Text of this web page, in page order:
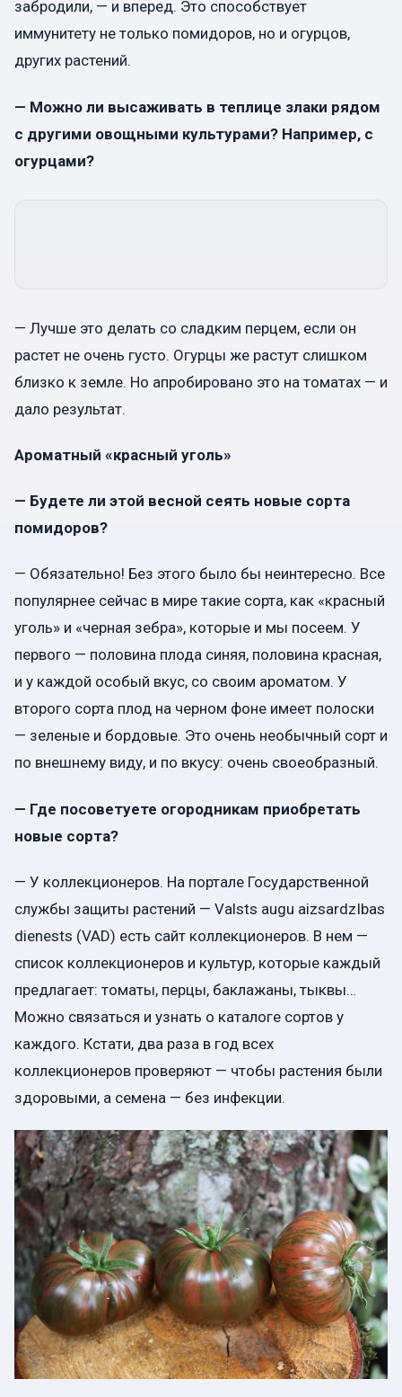
забродили, — и вперед. Это способствует
иммунитету не только помидоров, но и огурцов,
других растений.
— Можно ли высаживать в теплице злаки рядом
с другими овощными культурами? Например, с
огурцами?
— Лучше это делать со сладким перцем, если он
растет не очень густо. Огурцы же растут слишком
близко к земле. Но апробировано это на томатах — и
дало результат.
Ароматный «красный уголь»
— Будете ли этой весной сеять новые сорта
помидоров?
— Обязательно! Без этого было бы неинтересно. Все
популярнее сейчас в мире такие сорта, как «красный
уголь» и «черная зебра», которые и мы посеем. У
первого — половина плода синяя, половина красная,
и у каждой особый вкус, со своим ароматом. У
второго сорта плод на черном фоне имеет полоски
— зеленые и бордовые. Это очень необычный сорт и
по внешнему виду, и по вкусу: очень своеобразный.
— Где посоветуете огородникам приобретать
новые сорта?
— У коллекционеров. На портале Государственной
службы защиты растений — Valsts augu aizsardzIbas
dienests (VAD) есть сайт коллекционеров. В нем —
список коллекционеров и культур, которые каждый
предлагает: томаты, перцы, баклажаны, тыквы…
Можно связаться и узнать о каталоге сортов у
каждого. Кстати, два раза в год всех
коллекционеров проверяют — чтобы растения были
здоровыми, а семена — без инфекции.